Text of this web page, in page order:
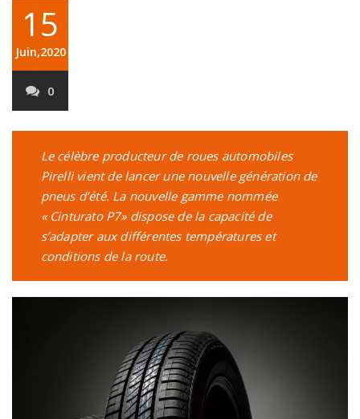
15
Juin,2020
0
Le célèbre producteur de roues automobiles
Pirelli vient de lancer une nouvelle génération de
pneus d’été. La nouvelle gamme nommée
« Cinturato P7» dispose de la capacité de
s’adapter aux différentes températures et
conditions de la route.